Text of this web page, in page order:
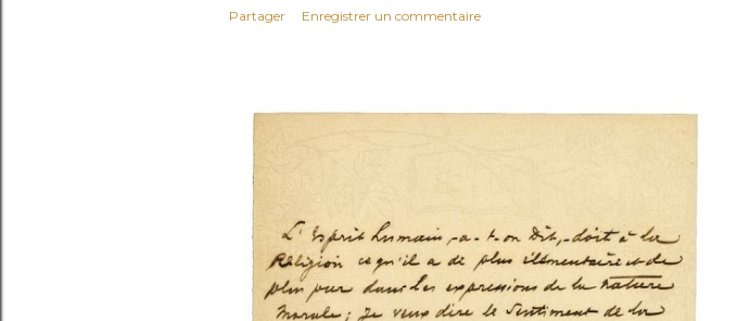
Partager Enregistrer un commentaire